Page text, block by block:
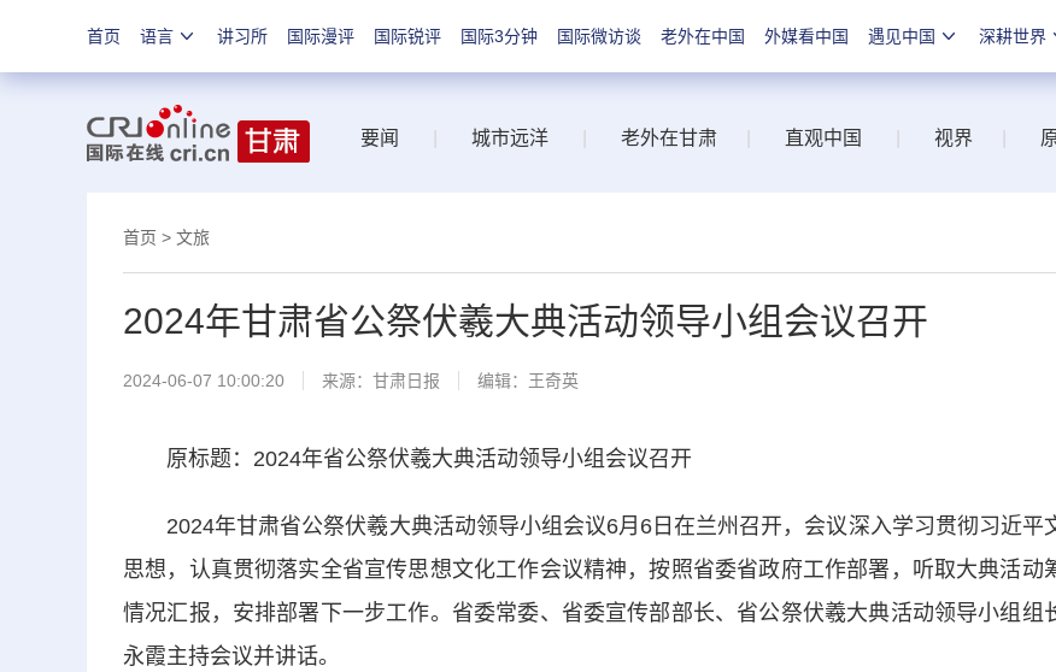
首页 语言 讲习所 国际漫评 国际锐评 国际3分钟 国际微访谈 老外在中国 外媒看中国 遇见中国 深耕世界
要闻 城市远洋 老外在甘肃 直观中国 视界
首页 > 文旅
2024年甘肃省公祭伏羲大典活动领导小组会议召开
2024-06-07 10:00:20 来源： 甘肃日报 编辑：王奇英
原标题：2024年省公祭伏羲大典活动领导小组会议召开
2024年甘肃省公祭伏羲大典活动领导小组会议6月6日在兰州召开，会议深入学习贯彻习近平
思想，认真贯彻落实全省宣传思想文化工作会议精神，按照省委省政府工作部署，听取大典活动
情况汇报，安排部署下一步工作。省委常委、省委宣传部部长、省公祭伏羲大典活动领导小组组
永霞主持会议并讲话。